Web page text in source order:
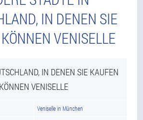
IN DENEN SIE
VENISELLE
IN DENEN SIE KAUFEN
KÖNNEN VENISELLE
Veniselle in München